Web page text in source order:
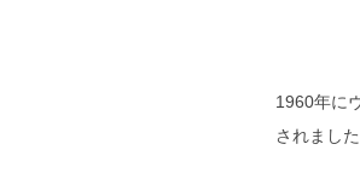
1960年に
されまし